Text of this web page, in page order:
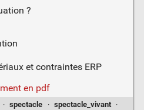
?
et contraintes ERP
en pdf
· spectacle · spectacle_vivant
·